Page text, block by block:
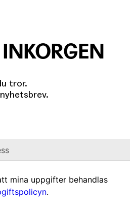
tror.
mina uppgifter behandlas
.